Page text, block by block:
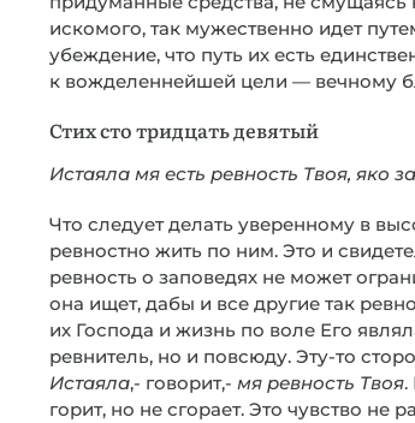
искомого, так мужественно идет
убеждение, что путь их есть
к вожделеннейшей цели — вечному
Стих сто тридцать девятый
Истаяла мя есть ревность Твоя, яко
Что следует делать уверенному в
ревностно жить по ним. Это и
ревность о заповедях не может
она ищет, дабы и все другие так
их Господа и жизнь по воле Его
ревнитель, но и повсюду. Эту-то
Истаяла,- говорит,- мя ревность Твоя.
горит, но не сгорает. Это чувство не